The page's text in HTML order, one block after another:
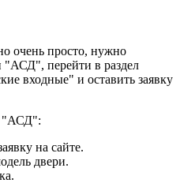
очень просто, нужно
"АСД", перейти в раздел
входные" и оставить заявку
"АСД":
на сайте.
двери.